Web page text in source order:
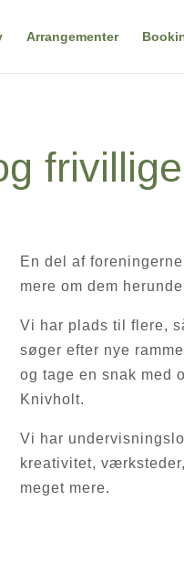
Arrangementer
frivillige
En del af
mere om dem
Vi har plads til flere,
søger efter nye
og tage en snak med
Knivholt.
Vi har
kreativitet,
meget mere.